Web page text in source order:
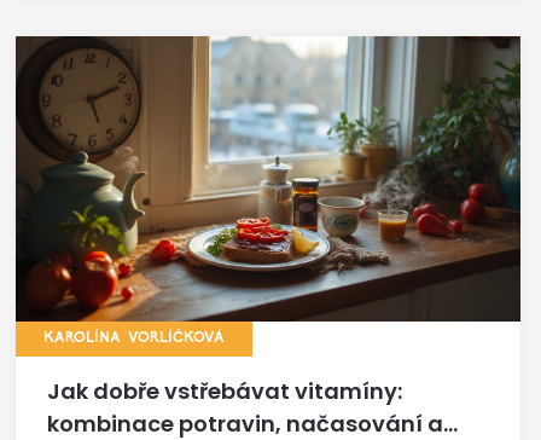
KAROLÍNA VORLÍČKOVÁ
Jak dobře vstřebávat vitamíny:
kombinace potravin, načasování a